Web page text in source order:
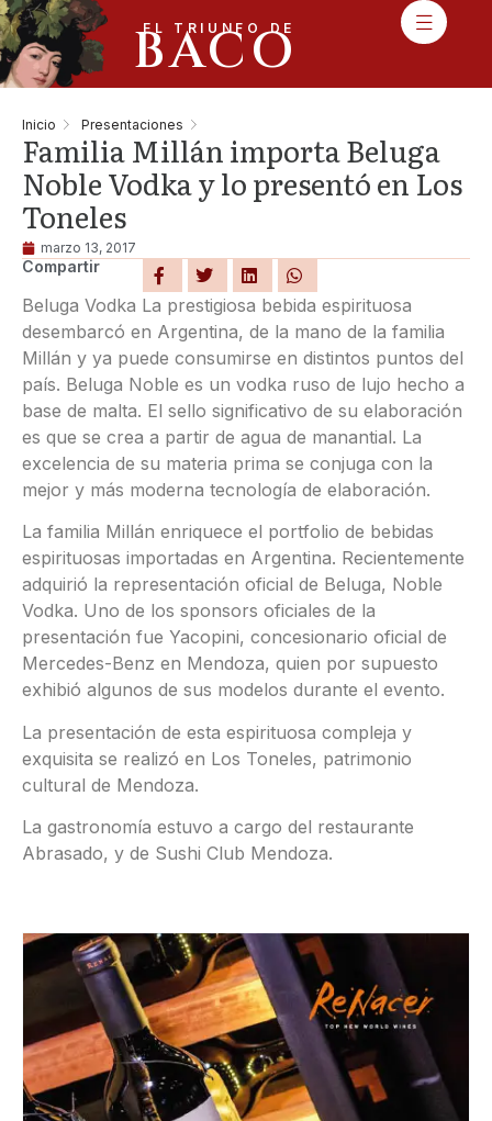
EL TRIUNFO DE
BACO
Inicio Presentaciones
Familia Millán importa Beluga
Noble Vodka y lo presentó en Los
Toneles
marzo 13, 2017
Compartir
Beluga Vodka La prestigiosa bebida espirituosa
desembarcó en Argentina, de la mano de la familia
Millán y ya puede consumirse en distintos puntos del
país. Beluga Noble es un vodka ruso de lujo hecho a
base de malta. El sello significativo de su elaboración
es que se crea a partir de agua de manantial. La
excelencia de su materia prima se conjuga con la
mejor y más moderna tecnología de elaboración.
La familia Millán enriquece el portfolio de bebidas
espirituosas importadas en Argentina. Recientemente
adquirió la representación oficial de Beluga, Noble
Vodka. Uno de los sponsors oficiales de la
presentación fue Yacopini, concesionario oficial de
Mercedes-Benz en Mendoza, quien por supuesto
exhibió algunos de sus modelos durante el evento.
La presentación de esta espirituosa compleja y
exquisita se realizó en Los Toneles, patrimonio
cultural de Mendoza.
La gastronomía estuvo a cargo del restaurante
Abrasado, y de Sushi Club Mendoza.